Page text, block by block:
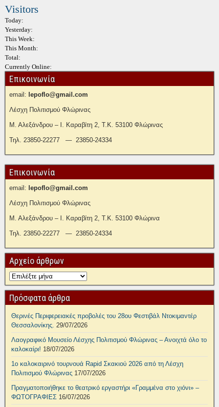
Visitors
Today:
Yesterday:
This Week:
This Month:
Total:
Currently Online:
Επικοινωνία
email: lepoflo@gmail.com
Λέσχη Πολιτισμού Φλώρινας
Μ. Αλεξάνδρου – Ι. Καραβίτη 2, Τ.Κ. 53100 Φλώρινας
Τηλ. 23850-22277 — 23850-24334
Επικοινωνία
email: lepoflo@gmail.com
Λέσχη Πολιτισμού Φλώρινας
Μ. Αλεξάνδρου – Ι. Καραβίτη 2, Τ.Κ. 53100 Φλώρινα
Τηλ. 23850-22277 — 23850-24334
Αρχείο άρθρων
Πρόσφατα άρθρα
Θερινές Περιφερειακές προβολές του 28ου Φεστιβάλ Ντοκιμαντέρ
Θεσσαλονίκης. 29/07/2026
Λαογραφικό Μουσείο Λέσχης Πολιτισμού Φλώρινας – Ανοιχτά όλο το
καλοκαίρι! 18/07/2026
1ο καλοκαιρινό τουρνουά Rapid Σκακιού 2026 από τη Λέσχη
Πολιτισμού Φλώρινας 17/07/2026
Πραγματοποιήθηκε το θεατρικό εργαστήρι «Γραμμένα στο χιόνι» –
ΦΩΤΟΓΡΑΦΙΕΣ 16/07/2026